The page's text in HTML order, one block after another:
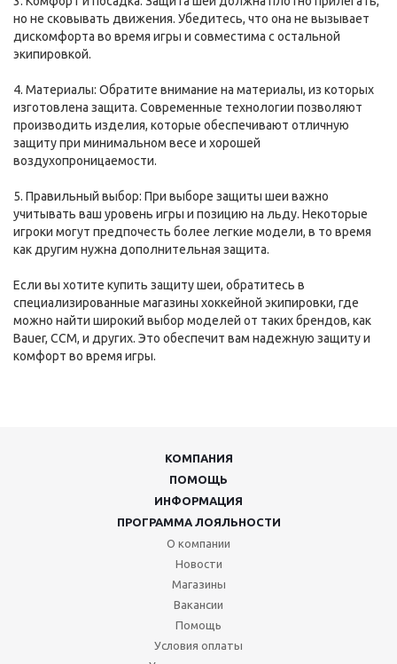
но не сковывать движения. Убедитесь, что она не вызывает
дискомфорта во время игры и совместима с остальной
экипировкой.
4. Материалы: Обратите внимание на материалы, из которых
изготовлена защита. Современные технологии позволяют
производить изделия, которые обеспечивают отличную
защиту при минимальном весе и хорошей
воздухопроницаемости.
5. Правильный выбор: При выборе защиты шеи важно
учитывать ваш уровень игры и позицию на льду. Некоторые
игроки могут предпочесть более легкие модели, в то время
как другим нужна дополнительная защита.
Если вы хотите купить защиту шеи, обратитесь в
специализированные магазины хоккейной экипировки, где
можно найти широкий выбор моделей от таких брендов, как
Bauer, CCM, и других. Это обеспечит вам надежную защиту и
комфорт во время игры.
КОМПАНИЯ
ПОМОЩЬ
ИНФОРМАЦИЯ
ПРОГРАММА ЛОЯЛЬНОСТИ
О компании
Новости
Магазины
Вакансии
Помощь
Условия оплаты